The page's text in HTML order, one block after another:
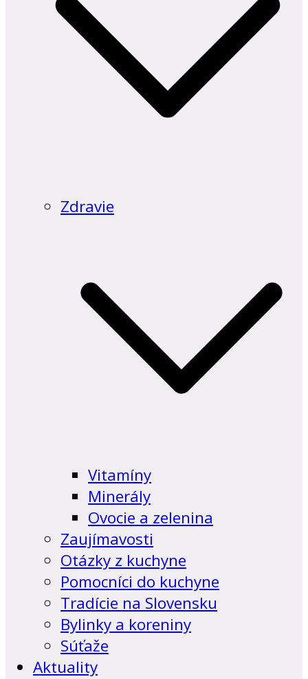
Zdravie
Vitamíny
Minerály
Ovocie a zelenina
Zaujímavosti
Otázky z kuchyne
Pomocníci do kuchyne
Tradície na Slovensku
Bylinky a koreniny
Súťaže
Aktuality